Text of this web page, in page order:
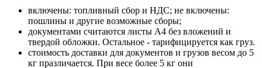
включены: топливный сбор и НДС; не включены:
пошлины и другие возможные сборы;
документами считаются листы А4 без вложений и
твердой обложки. Остальное - тарифицируется как груз.
стоимость доставки для документов и грузов весом до 5
кг празличается. При весе более 5 кг они